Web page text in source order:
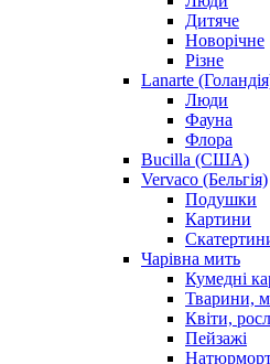
Дитяче
Новорічне
Різне
Lanarte
Люди
Фауна
Флора
Bucilla (США)
Vervaco (Бельгія)
Подушки
Картини
Чарiвна мить
Кумедні
Тварини,
Квіти,
Пейзажі